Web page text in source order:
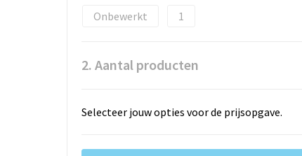
Onbewerkt
1
2. Aantal producten
Selecteer jouw opties voor de prijsopgave.